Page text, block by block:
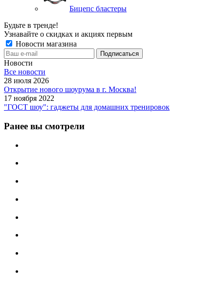
Бицепс бластеры
Будьте в тренде!
Узнавайте о скидках и акциях первым
Новости магазина
Новости
Все новости
28 июля 2026
Открытие нового шоурума в г. Москва!
17 ноября 2022
"ГОСТ шоу": гаджеты для домашних тренировок
Ранее вы смотрели